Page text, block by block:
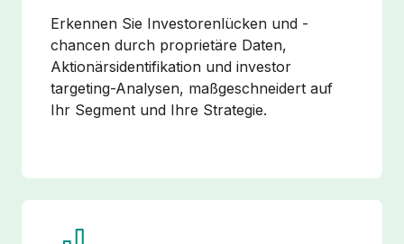
Erkennen Sie Investorenlücken und -
chancen durch proprietäre Daten,
Aktionärsidentifikation und investor
targeting-Analysen, maßgeschneidert auf
Ihr Segment und Ihre Strategie.